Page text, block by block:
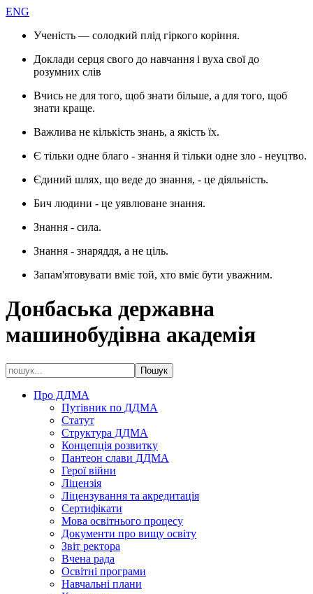
ENG
Ученість — солодкий плід гіркого коріння.
Доклади серця свого до навчання і вуха свої до
розумних слів
Вчись не для того, щоб знати більше, а для того, щоб
знати краще.
Важлива не кількість знань, а якість їх.
Є тільки одне благо - знання й тільки одне зло - неуцтво.
Єдиний шлях, що веде до знання, - це діяльність.
Бич людини - це уявлюване знання.
Знання - сила.
Знання - знаряддя, а не ціль.
Запам'ятовувати вміє той, хто вміє бути уважним.
Донбаська державна
машинобудівна академія
Про ДДМА
Путівник по ДДМА
Статут
Структура ДДМА
Концепція розвитку
Пантеон слави ДДМА
Герої війни
Ліцензія
Ліцензування та акредитація
Сертифікати
Мова освітнього процесу
Документи про вищу освіту
Звіт ректора
Вчена рада
Освітні програми
Навчальні плани